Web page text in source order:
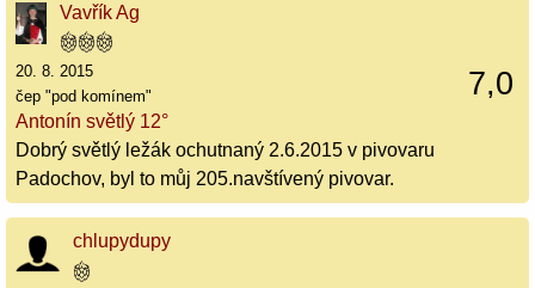
Vavřík Ag
7,0
20. 8. 2015
čep "pod komínem"
Antonín světlý 12°
Dobrý světlý ležák ochutnaný 2.6.2015 v pivovaru
Padochov, byl to můj 205.navštívený pivovar.
chlupydupy